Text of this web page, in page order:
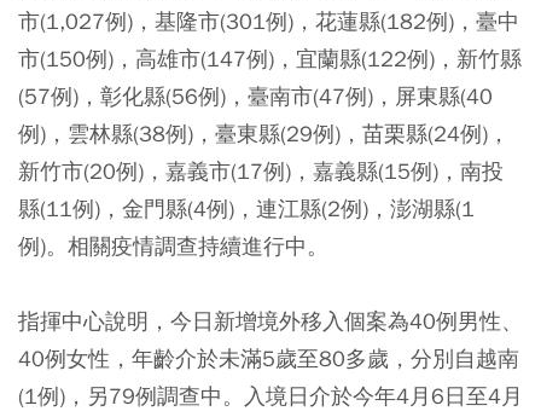
市(1,027例)，基隆市(301例)，花蓮縣(182例)，臺中
市(150例)，高雄市(147例)，宜蘭縣(122例)，新竹縣
(57例)，彰化縣(56例)，臺南市(47例)，屏東縣(40
例)，雲林縣(38例)，臺東縣(29例)，苗栗縣(24例)，
新竹市(20例)，嘉義市(17例)，嘉義縣(15例)，南投
縣(11例)，金門縣(4例)，連江縣(2例)，澎湖縣(1
例)。相關疫情調查持續進行中。
指揮中心說明，今日新增境外移入個案為40例男性、
40例女性，年齡介於未滿5歲至80多歲，分別自越南
(1例)，另79例調查中。入境日介於今年4月6日至4月